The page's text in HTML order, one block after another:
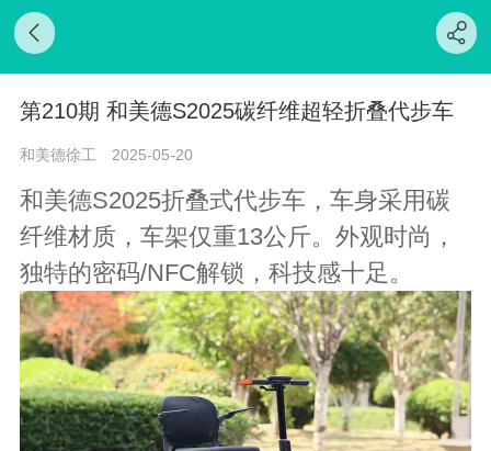
第210期 和美德S2025碳纤维超轻折叠代步车
和美德徐工 2025-05-20
和美德S2025折叠式代步车，车身采用碳
纤维材质，车架仅重13公斤。外观时尚，
独特的密码/NFC解锁，科技感十足。